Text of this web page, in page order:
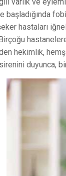
hastaları
hekimlik,
duyunca,